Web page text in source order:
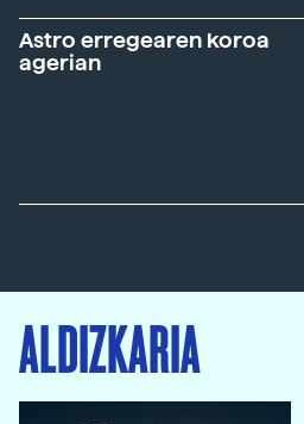
Astro erregearen koroa
agerian
ALDIZKARIA